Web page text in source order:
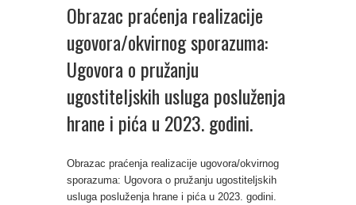
Obrazac praćenja realizacije
ugovora/okvirnog sporazuma:
Ugovora o pružanju
ugostiteljskih usluga posluženja
hrane i pića u 2023. godini.
Obrazac praćenja realizacije ugovora/okvirnog
sporazuma: Ugovora o pružanju ugostiteljskih
usluga posluženja hrane i pića u 2023. godini.